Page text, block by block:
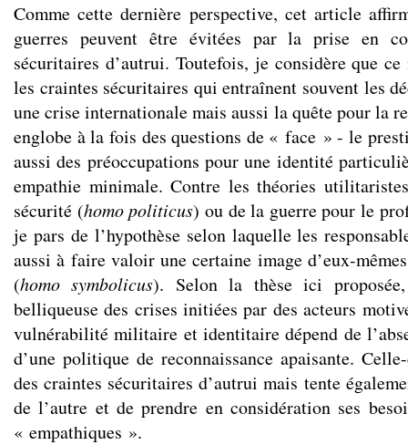
Comme cette dernière perspective, cet article
guerres peuvent être évitées par la prise en
sécuritaires d’autrui. Toutefois, je considère que
les craintes sécuritaires qui entraînent souvent les
une crise internationale mais aussi la quête pour la
englobe à la fois des questions de « face » - le
aussi des préoccupations pour une identité
empathie minimale. Contre les théories
sécurité (homo politicus) ou de la guerre pour le
je pars de l’hypothèse selon laquelle les
aussi à faire valoir une certaine image d’eux-
(homo symbolicus). Selon la thèse ici
belliqueuse des crises initiées par des acteurs
vulnérabilité militaire et identitaire dépend de
d’une politique de reconnaissance apaisante.
des craintes sécuritaires d’autrui mais tente
de l’autre et de prendre en considération ses
« empathiques ».